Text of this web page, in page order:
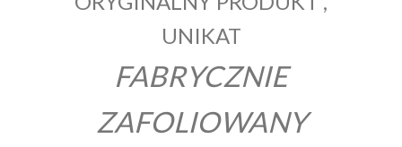
UNIKAT
FABRYCZNIE
ZAFOLIOWANY